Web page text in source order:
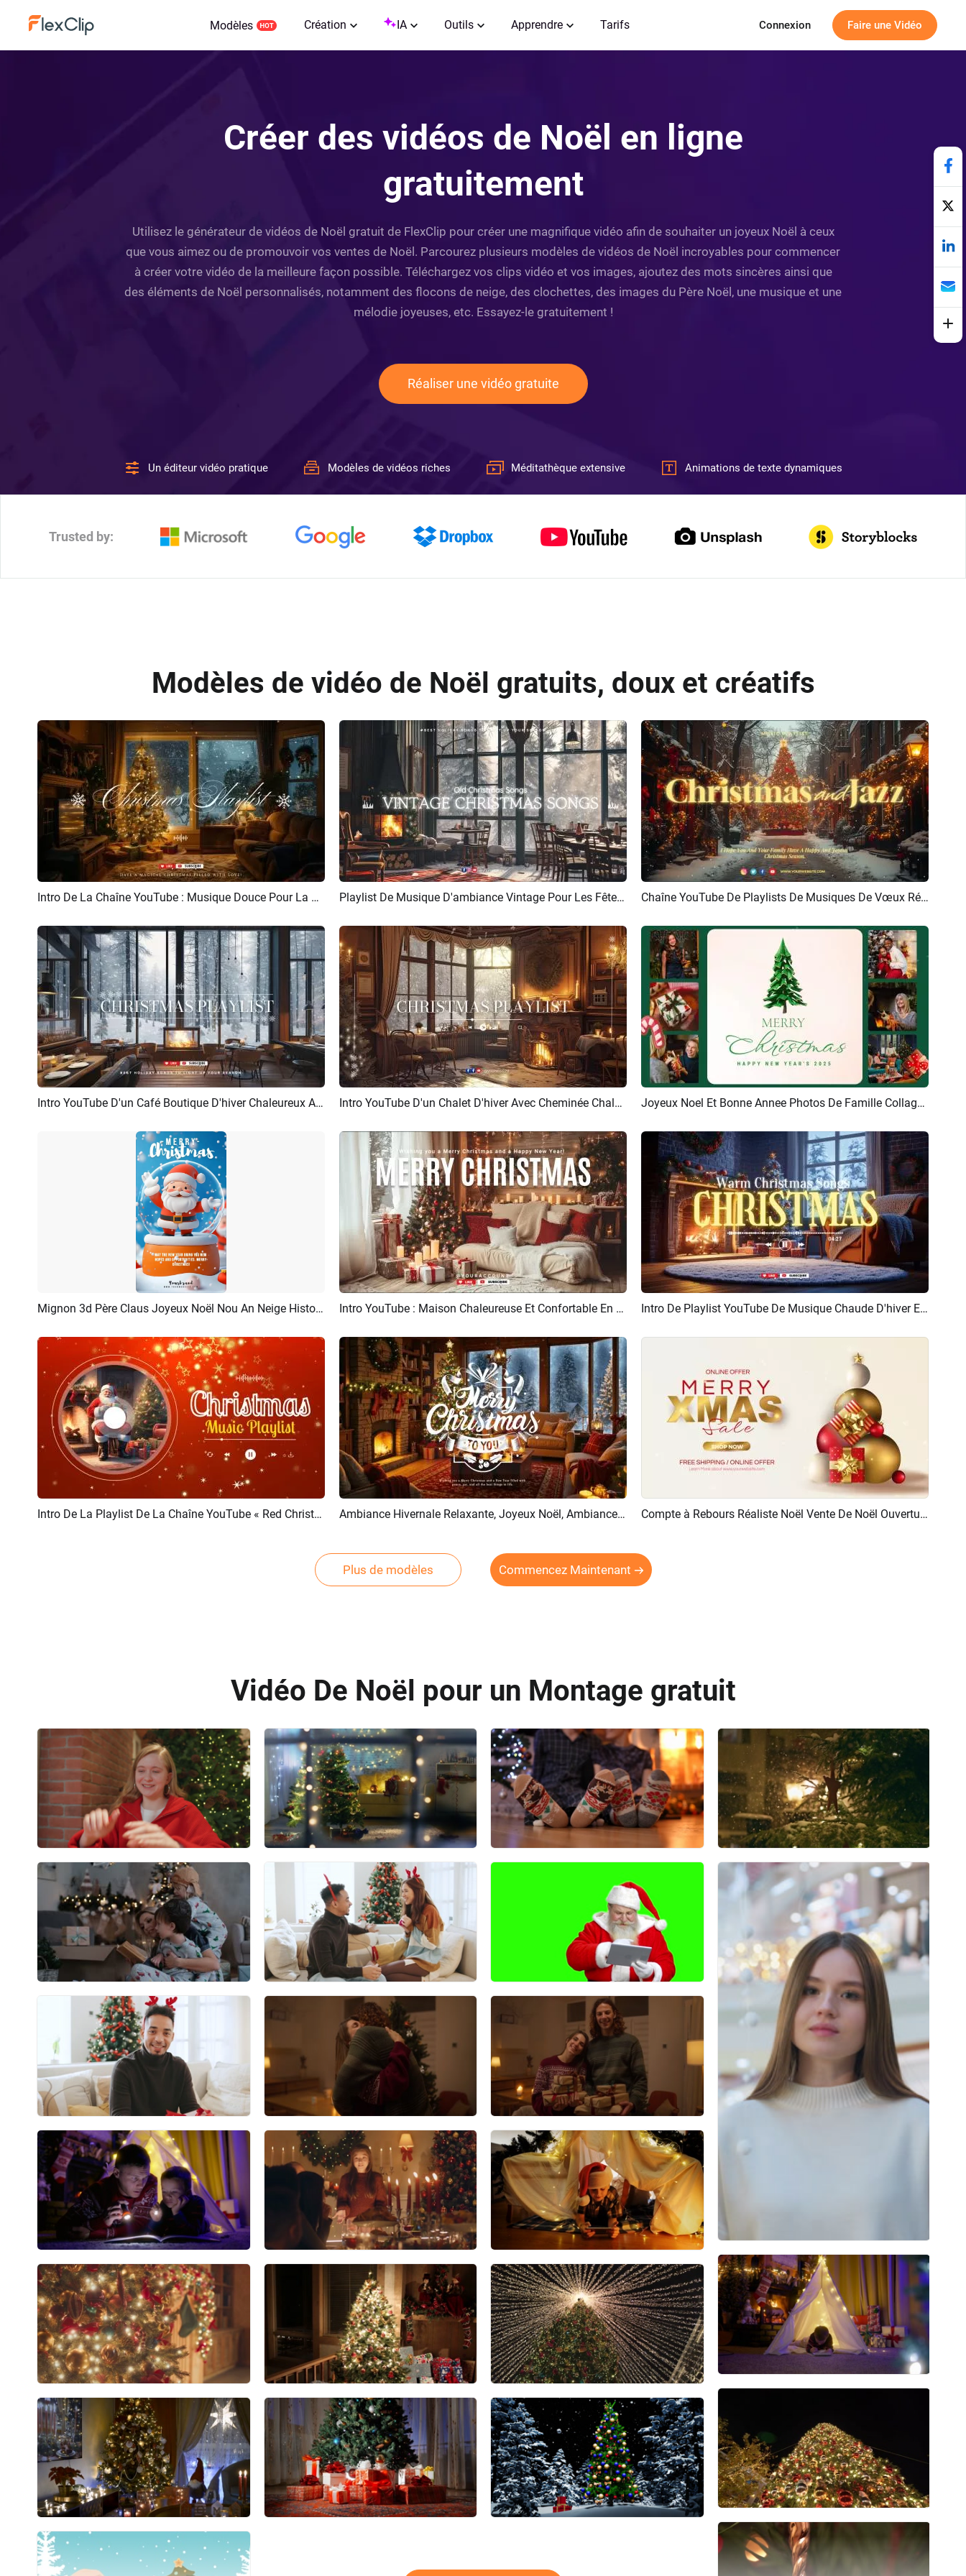
Modèles Création IA Outils Apprendre Tarifs Connexion Faire une Vidéo
Créer des vidéos de Noël en ligne
gratuitement
Utilisez le générateur de vidéos de Noël gratuit de FlexClip pour créer une magnifique vidéo afin de souhaiter un joyeux Noël à ceux
que vous aimez ou de promouvoir vos ventes de Noël. Parcourez plusieurs modèles de vidéos de Noël incroyables pour commencer
à créer votre vidéo de la meilleure façon possible. Téléchargez vos clips vidéo et vos images, ajoutez des mots sincères ainsi que
des éléments de Noël personnalisés, notamment des flocons de neige, des clochettes, des images du Père Noël, une musique et une
mélodie joyeuses, etc. Essayez-le gratuitement !
Réaliser une vidéo gratuite
Un éditeur vidéo pratique Modèles de vidéos riches Méditathèque extensive Animations de texte dynamiques
Trusted by:
Modèles de vidéo de Noël gratuits, doux et créatifs
Aperçu Créer IA Intro De La Chaîne YouTube : Musique Douce Pour La Veille De Noël, Les Fêtes Et Le Nouvel An Aperçu Créer IA Playlist De Musique D'ambiance Vintage Pour Les Fêtes De Noël Dans Un Café Intro De Chaîne YouTube Aperçu Personnaliser Chaîne YouTube De Playlists De Musiques De Vœux Réalistes Et Paisibles Pour Noël, Le Nouvel An Et Les Fêtes De Fin D'année
Aperçu Créer IA Intro YouTube D'un Café Boutique D'hiver Chaleureux Avec Cheminée Et Ambiance De Noël Aperçu Créer IA Intro YouTube D'un Chalet D'hiver Avec Cheminée Chaleureuse Et Ambiance Joyeuse Aperçu Créer IA Joyeux Noel Et Bonne Annee Photos De Famille Collage Multi Ecran Album Diaporama
Aperçu Créer IA Mignon 3d Père Claus Joyeux Noël Nou An Neige Histoire Instagram Aperçu Créer IA Intro YouTube : Maison Chaleureuse Et Confortable En Hiver, Joyeux Noël Et Bonne Année Aperçu Créer IA Intro De Playlist YouTube De Musique Chaude D'hiver Et De Noël
Aperçu Créer IA Intro De La Playlist De La Chaîne YouTube « Red Christmas Music CD » Aperçu Créer IA Ambiance Hivernale Relaxante, Joyeux Noël, Ambiance Des Fêtes, Intro YouTube Aperçu Personnaliser Compte à Rebours Réaliste Noël Vente De Noël Ouverture Intro
Plus de modèles Commencez Maintenant
Vidéo De Noël pour un Montage gratuit